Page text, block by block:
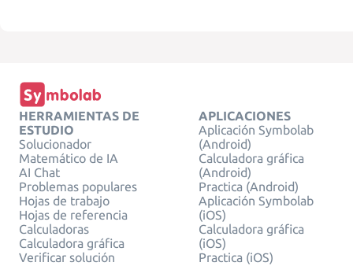
HERRAMIENTAS DE
ESTUDIO
Solucionador
Matemático de IA
AI Chat
Problemas populares
Hojas de trabajo
Hojas de referencia
Calculadoras
Calculadora gráfica
Verificar solución
APLICACIONES
Aplicación Symbolab
(Android)
Calculadora gráfica
(Android)
Practica (Android)
Aplicación Symbolab
(iOS)
Calculadora gráfica
(iOS)
Practica (iOS)